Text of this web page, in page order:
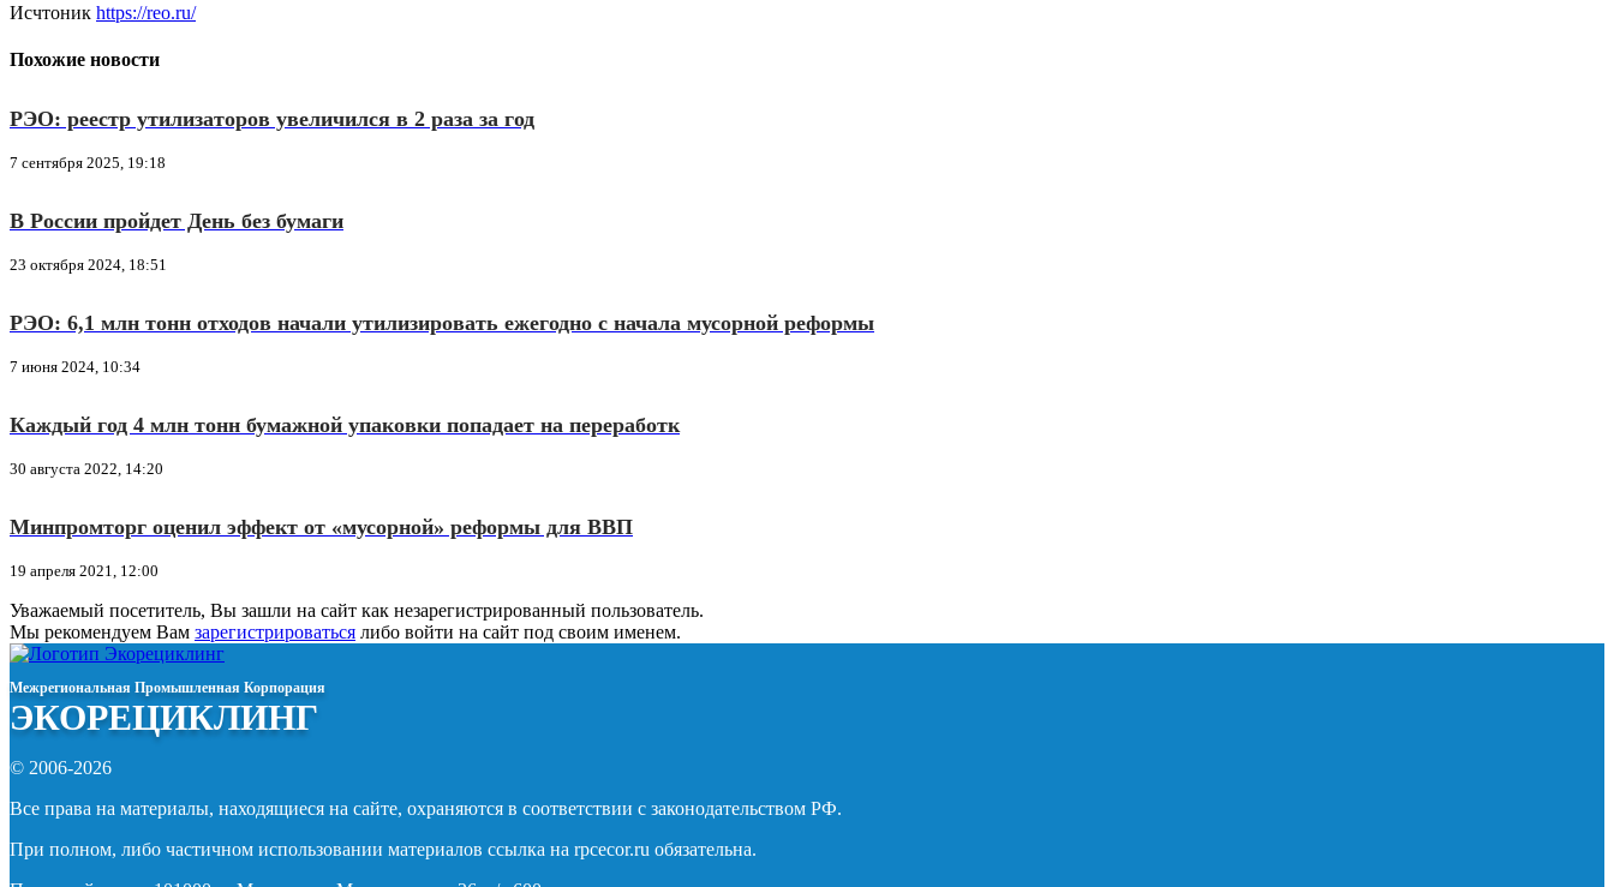
Исчтоник https://reo.ru/
Похожие новости
РЭО: реестр утилизаторов увеличился в 2 раза за год
7 сентября 2025, 19:18
В России пройдет День без бумаги
23 октября 2024, 18:51
РЭО: 6,1 млн тонн отходов начали утилизировать ежегодно с начала мусорной реформы
7 июня 2024, 10:34
Каждый год 4 млн тонн бумажной упаковки попадает на переработк
30 августа 2022, 14:20
Минпромторг оценил эффект от «мусорной» реформы для ВВП
19 апреля 2021, 12:00
Уважаемый посетитель, Вы зашли на сайт как незарегистрированный пользователь.
Мы рекомендуем Вам зарегистрироваться либо войти на сайт под своим именем.
Межрегиональная Промышленная Корпорация
ЭКОРЕЦИКЛИНГ
© 2006-2026
Все права на материалы, находящиеся на сайте, охраняются в соответствии с законодательством РФ.
При полном, либо частичном использовании материалов ссылка на rpcecor.ru обязательна.